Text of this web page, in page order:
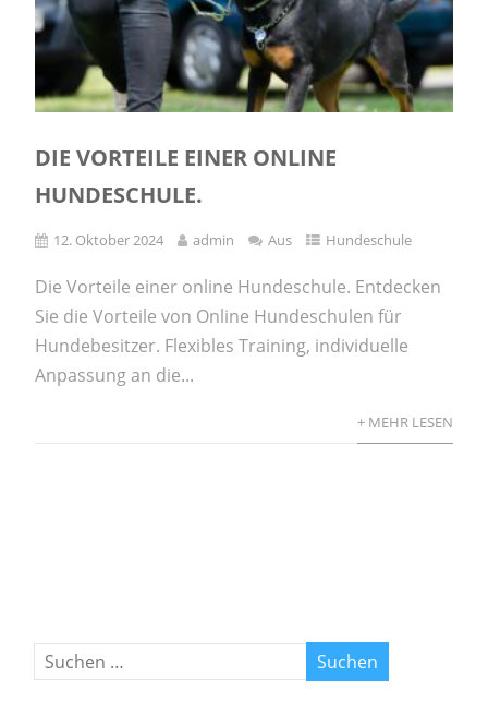
DIE VORTEILE EINER ONLINE
HUNDESCHULE.
12. Oktober 2024 admin Aus Hundeschule
Die Vorteile einer online Hundeschule. Entdecken
Sie die Vorteile von Online Hundeschulen für
Hundebesitzer. Flexibles Training, individuelle
Anpassung an die...
+ MEHR LESEN